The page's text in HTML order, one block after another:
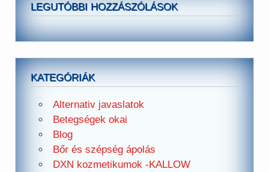
LEGUTÓBBI HOZZÁSZÓLÁSOK
KATEGÓRIÁK
Alternativ javaslatok
Betegségek okai
Blog
Bőr és szépség ápolás
DXN kozmetikumok -KALLOW